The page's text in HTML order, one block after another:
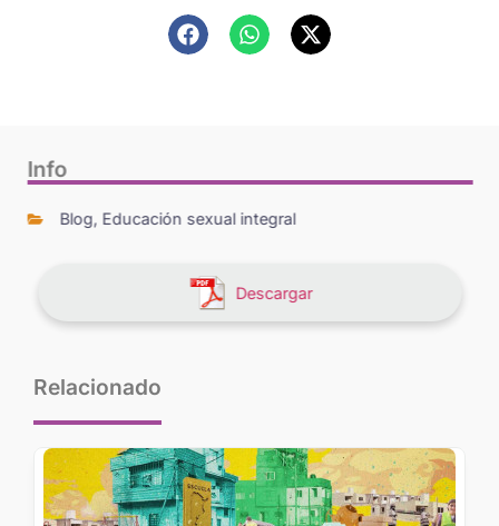
Info
Blog, Educación sexual integral
Descargar
Relacionado